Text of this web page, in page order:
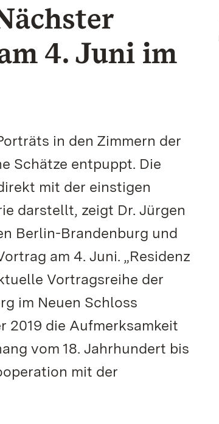
4. Juni im
in den Zimmern der
Schätze entpuppt. Die
mit der einstigen
darstellt, zeigt Dr. Jürgen
Berlin-Brandenburg und
am 4. Juni. „Residenz
Vortragsreihe der
im Neuen Schloss
2019 die Aufmerksamkeit
vom 18. Jahrhundert bis
mit der